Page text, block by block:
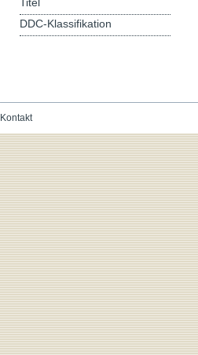
Titel
DDC-Klassifikation
Kontakt